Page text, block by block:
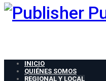
INICIO
QUIÉNES SOMOS
REGIONAL Y LOCAL